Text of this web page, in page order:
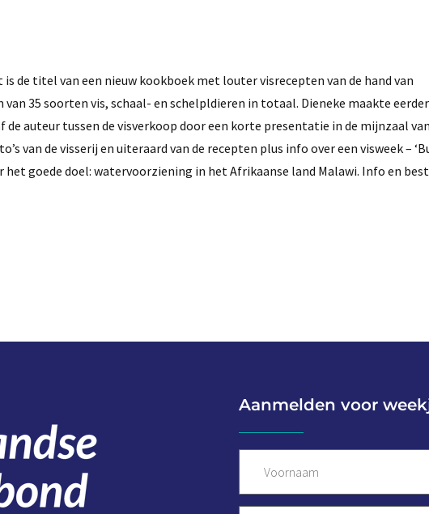
is de titel van een nieuw kookboek met louter visrecepten van de hand van
van 35 soorten vis, schaal- en schelpldieren in totaal. Dieneke maakte
de auteur tussen de visverkoop door een korte presentatie in de mijnzaal van
van de visserij en uiteraard van de recepten plus info over een visweek –
het goede doel: watervoorziening in het Afrikaanse land Malawi. Info en
Aanmelden voor